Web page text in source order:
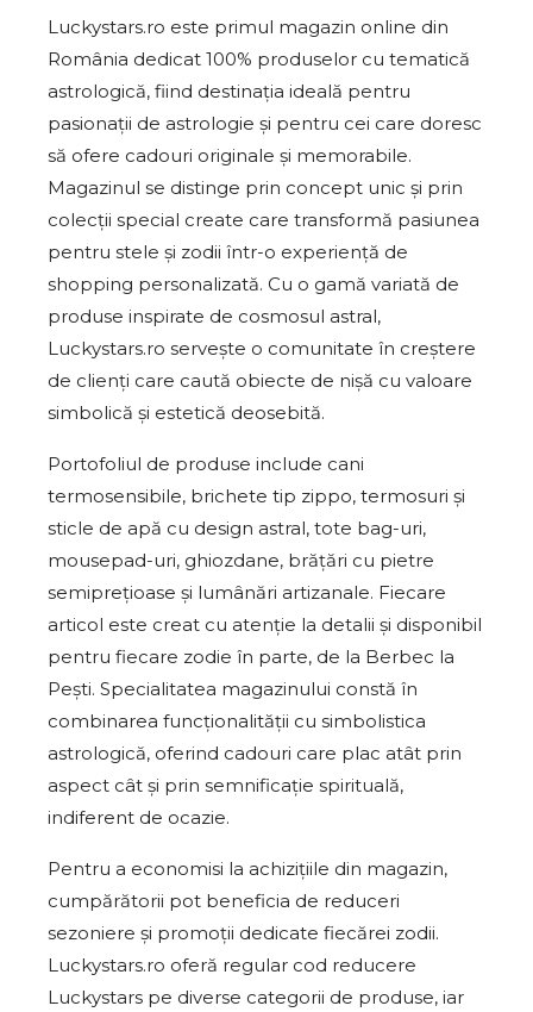
Luckystars.ro este primul magazin online din
România dedicat 100% produselor cu tematică
astrologică, fiind destinația ideală pentru
pasionații de astrologie și pentru cei care doresc
să ofere cadouri originale și memorabile.
Magazinul se distinge prin concept unic și prin
colecții special create care transformă pasiunea
pentru stele și zodii într-o experiență de
shopping personalizată. Cu o gamă variată de
produse inspirate de cosmosul astral,
Luckystars.ro servește o comunitate în creștere
de clienți care caută obiecte de nișă cu valoare
simbolică și estetică deosebită.
Portofoliul de produse include cani
termosensibile, brichete tip zippo, termosuri și
sticle de apă cu design astral, tote bag-uri,
mousepad-uri, ghiozdane, brățări cu pietre
semiprețioase și lumânări artizanale. Fiecare
articol este creat cu atenție la detalii și disponibil
pentru fiecare zodie în parte, de la Berbec la
Pești. Specialitatea magazinului constă în
combinarea funcționalității cu simbolistica
astrologică, oferind cadouri care plac atât prin
aspect cât și prin semnificație spirituală,
indiferent de ocazie.
Pentru a economisi la achizițiile din magazin,
cumpărătorii pot beneficia de reduceri
sezoniere și promoții dedicate fiecărei zodii.
Luckystars.ro oferă regular cod reducere
Luckystars pe diverse categorii de produse, iar